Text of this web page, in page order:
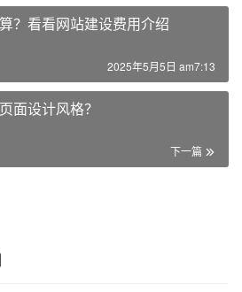
？看看网站建设费用介绍
2025年5月5日 am7:13
面设计风格？
下一篇